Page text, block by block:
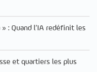
: Quand l’IA redéfinit les
et quartiers les plus